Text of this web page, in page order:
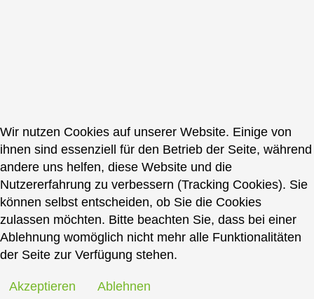
Wir nutzen Cookies auf unserer Website. Einige von
ihnen sind essenziell für den Betrieb der Seite, während
andere uns helfen, diese Website und die
Nutzererfahrung zu verbessern (Tracking Cookies). Sie
können selbst entscheiden, ob Sie die Cookies
zulassen möchten. Bitte beachten Sie, dass bei einer
Ablehnung womöglich nicht mehr alle Funktionalitäten
der Seite zur Verfügung stehen.
Akzeptieren
Ablehnen